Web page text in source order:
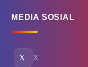
MEDIA SOSIAL
X